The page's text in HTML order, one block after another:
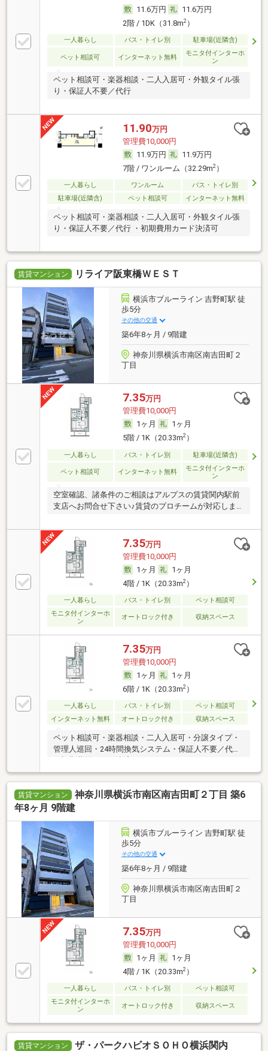
11.6万円
11.6万円
2階 / 1DK（31.8m2）
一人暮らし バス・トイレ別 駐車場(近隣含)
ペット相談可 インターネット無料
モニタ付インターホ
ン
ペット相談可・楽器相談・二人入居可・外観タイル張
り・保証人不要／代行
11.90万円
管理費10,000円
11.9万円
11.9万円
7階 / ワンルーム（32.29m2）
一人暮らし ワンルーム
バス・トイレ別
駐車場(近隣含)
ペット相談可 インターネット無料
ペット相談可・楽器相談・二人入居可・外観タイル張
り・保証人不要／代行 ・初期費用カード決済可
賃貸マンション リライア阪東橋ＷＥＳＴ
横浜市ブルーライン 吉野町駅 徒
歩5分
その他の交通
築6年8ヶ月 / 9階建
神奈川県横浜市南区南吉田町２
丁目
7.35万円
管理費10,000円
1ヶ月
1ヶ月
5階 / 1K（20.33m2）
一人暮らし バス・トイレ別 駐車場(近隣含)
ペット相談可 インターネット無料
モニタ付インターホ
ン
空室確認、諸条件のご相談はアルプスの賃貸関内駅前
支店へお問合せ下さい♪賃貸のプロチームが対応しま
7.35万円
管理費10,000円
1ヶ月
1ヶ月
4階 / 1K（20.33m2）
一人暮らし バス・トイレ別
ペット相談可
モニタ付インターホ
ン
オートロック付き 収納スペース
7.35万円
管理費10,000円
1ヶ月
1ヶ月
6階 / 1K（20.33m2）
一人暮らし バス・トイレ別
ペット相談可
インターネット無料
オートロック付き 収納スペース
ペット相談可・楽器相談・二人入居可・分譲タイプ・
管理人巡回・24時間換気システム・保証人不要／代行
賃貸マンション
神奈川県横浜市南区南吉田町２丁目 築6
年8ヶ月 9階建
横浜市ブルーライン 吉野町駅 徒
歩5分
その他の交通
築6年8ヶ月 / 9階建
神奈川県横浜市南区南吉田町２
丁目
7.35万円
管理費10,000円
1ヶ月
1ヶ月
4階 / 1K（20.33m2）
一人暮らし バス・トイレ別
ペット相談可
モニタ付インターホ
ン
オートロック付き 収納スペース
賃貸マンション ザ・パークハビオＳＯＨＯ横浜関内